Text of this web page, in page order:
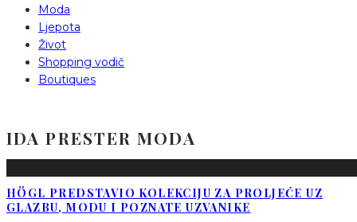
Moda
Ljepota
Život
Shopping vodič
Boutiques
IDA PRESTER MODA
HÖGL PREDSTAVIO KOLEKCIJU ZA PROLJEĆE UZ
GLAZBU, MODU I POZNATE UZVANIKE